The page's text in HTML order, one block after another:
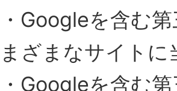
・Googleを含む
まざまなサイト
・Googleを含む